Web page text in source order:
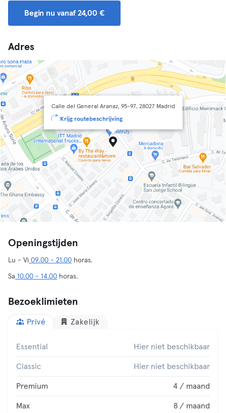
Begin nu vanaf 24,00 €
Adres
Calle del General Aranaz, 95-97, 28027 Madrid
Krijg routebeschrijving
Openingstijden
Lu - Vi 09.00 - 21.00 horas.
Sa 10.00 - 14.00 horas.
Bezoeklimieten
Privé Zakelijk
Essential Hier niet beschikbaar
Classic Hier niet beschikbaar
Premium 4 / maand
Max 8 / maand